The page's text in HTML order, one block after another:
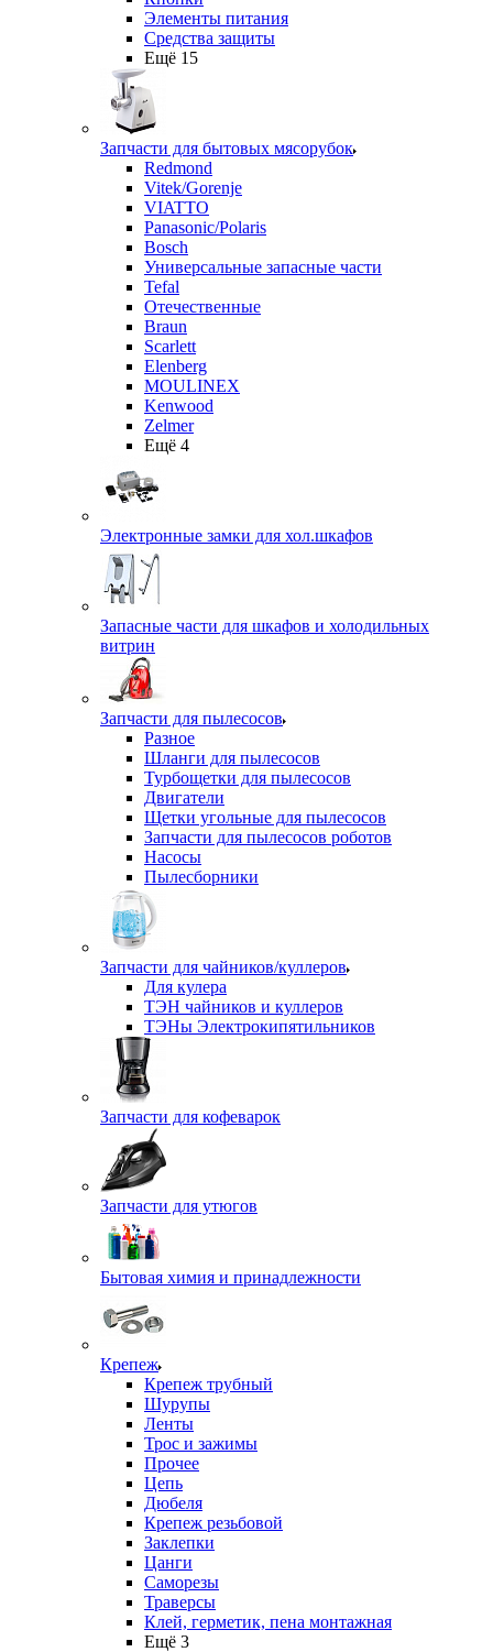
Элементы питания
Средства защиты
Ещё 15
Запчасти для бытовых мясорубок
Redmond
Vitek/Gorenje
VIATTO
Panasonic/Polaris
Bosch
Универсальные запасные части
Tefal
Отечественные
Braun
Scarlett
Elenberg
MOULINEX
Kenwood
Zelmer
Ещё 4
Электронные замки для хол.шкафов
Запасные части для шкафов и холодильных
витрин
Запчасти для пылесосов
Разное
Шланги для пылесосов
Турбощетки для пылесосов
Двигатели
Щетки угольные для пылесосов
Запчасти для пылесосов роботов
Насосы
Пылесборники
Запчасти для чайников/куллеров
Для кулера
ТЭН чайников и куллеров
ТЭНы Электрокипятильников
Запчасти для кофеварок
Запчасти для утюгов
Бытовая химия и принадлежности
Крепеж
Крепеж трубный
Шурупы
Ленты
Трос и зажимы
Прочее
Цепь
Дюбеля
Крепеж резьбовой
Заклепки
Цанги
Саморезы
Траверсы
Клей, герметик, пена монтажная
Ещё 3